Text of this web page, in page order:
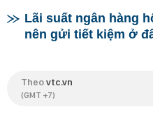
Lãi suất ngân hàng
nên gửi tiết kiệm ở
Theovtc.vn
(GMT +7)